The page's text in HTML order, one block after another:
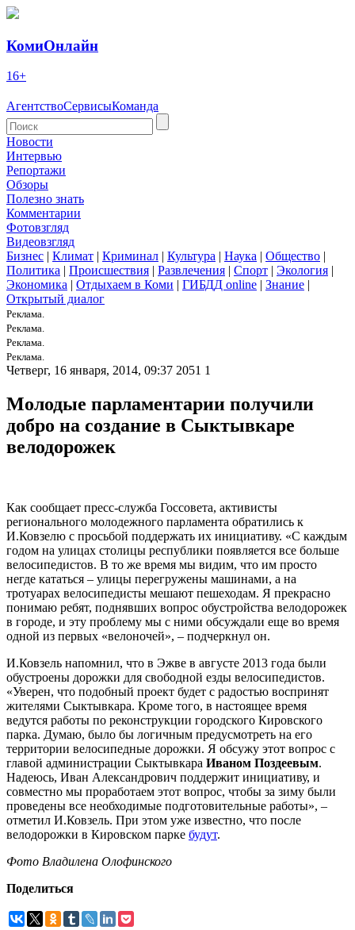
КомиОнлайн
16+
АгентствоСервисыКоманда
Новости
Интервью
Репортажи
Обзоры
Полезно знать
Комментарии
Фотовзгляд
Видеовзгляд
Бизнес | Климат | Криминал | Культура | Наука | Общество |
Политика | Происшествия | Развлечения | Спорт | Экология |
Экономика | Отдыхаем в Коми | ГИБДД online | Знание |
Открытый диалог
Реклама.
Реклама.
Реклама.
Реклама.
Четверг, 16 января, 2014, 09:37 2051 1
Молодые парламентарии получили
добро на создание в Сыктывкаре
велодорожек
Как сообщает пресс-служба Госсовета, активисты
регионального молодежного парламента обратились к
И.Ковзелю с просьбой поддержать их инициативу. «С каждым
годом на улицах столицы республики появляется все больше
велосипедистов. В то же время мы видим, что им просто
негде кататься – улицы перегружены машинами, а на
тротуарах велосипедисты мешают пешеходам. Я прекрасно
понимаю ребят, поднявших вопрос обустройства велодорожек
в городе, и эту проблему мы с ними обсуждали еще во время
одной из первых «велоночей», – подчеркнул он.
И.Ковзель напомнил, что в Эжве в августе 2013 года были
обустроены дорожки для свободной езды велосипедистов.
«Уверен, что подобный проект будет с радостью воспринят
жителями Сыктывкара. Кроме того, в настоящее время
ведутся работы по реконструкции городского Кировского
парка. Думаю, было бы логичным предусмотреть на его
территории велосипедные дорожки. Я обсужу этот вопрос с
главой администрации Сыктывкара Иваном Поздеевым.
Надеюсь, Иван Александрович поддержит инициативу, и
совместно мы проработаем этот вопрос, чтобы за зиму были
проведены все необходимые подготовительные работы», –
отметил И.Ковзель. При этом уже известно, что после
велодорожки в Кировском парке будут.
Фото Владилена Олофинского
Поделиться